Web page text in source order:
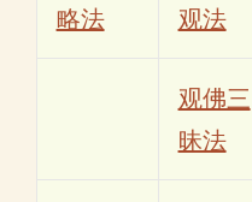
略法
观法
观佛三
昧法